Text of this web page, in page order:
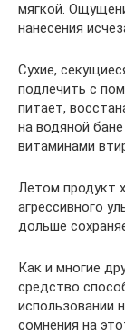
мягкой.
нанесения
Сухие,
подлечить с
питает,
на водяной
витаминами
Летом продукт
агрессивного
дольше
Как и многие
средство
использовании
сомнения на